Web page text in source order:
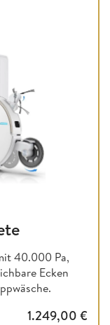
40.000 Pa,
Ecken
1.249,00 €